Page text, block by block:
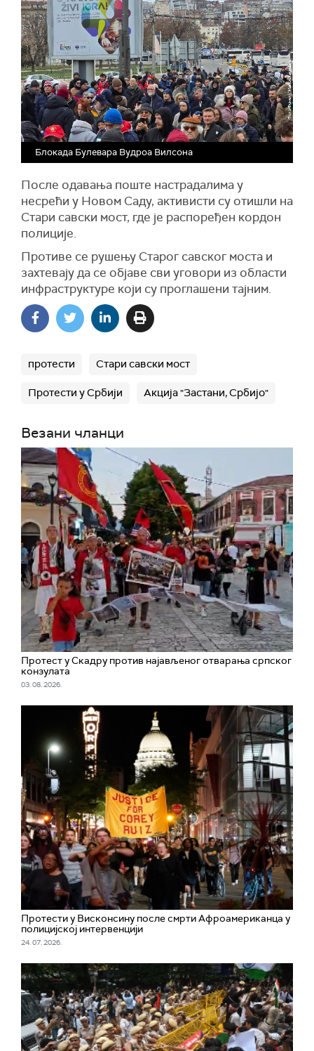
Блокада Булевара Вудроа Вилсона
После одавања поште настрадалима у
несрећи у Новом Саду, активисти су отишли на
Стари савски мост, где је распоређен кордон
полиције.
Противе се рушењу Старог савског моста и
захтевају да се објаве сви уговори из области
инфраструктуре који су проглашени тајним.
протести Стари савски мост
Протести у Србији Акција "Застани, Србијо"
Везани чланци
Протест у Скадру против најављеног отварања српског
конзулата
03. 08. 2026.
Протести у Висконсину после смрти Афроамериканца у
полицијској интервенцији
24. 07. 2026.